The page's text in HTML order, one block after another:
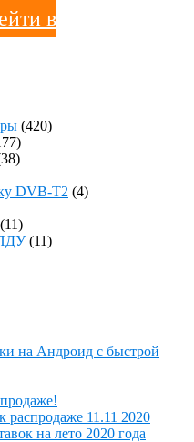
в
(420)
DVB-T2 (4)
(11)
(11)
на Андроид с быстрой
11.11 2020
на лето 2020 года